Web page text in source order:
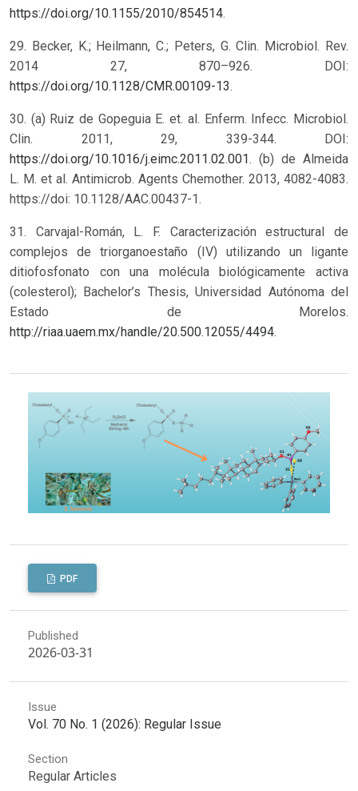
https://doi.org/10.1155/2010/854514.
29. Becker, K.; Heilmann, C.; Peters, G. Clin. Microbiol. Rev.
2014 27, 870–926. DOI:
https://doi.org/10.1128/CMR.00109-13.
30. (a) Ruiz de Gopeguia E. et. al. Enferm. Infecc. Microbiol.
Clin. 2011, 29, 339-344. DOI:
https://doi.org/10.1016/j.eimc.2011.02.001. (b) de Almeida
L. M. et al. Antimicrob. Agents Chemother. 2013, 4082-4083.
https://doi: 10.1128/AAC.00437-1.
31. Carvajal-Román, L. F. Caracterización estructural de
complejos de triorganoestaño (IV) utilizando un ligante
ditiofosfonato con una molécula biológicamente activa
(colesterol); Bachelor’s Thesis, Universidad Autónoma del
Estado de Morelos.
http://riaa.uaem.mx/handle/20.500.12055/4494.
PDF
Published
2026-03-31
Issue
Vol. 70 No. 1 (2026): Regular Issue
Section
Regular Articles